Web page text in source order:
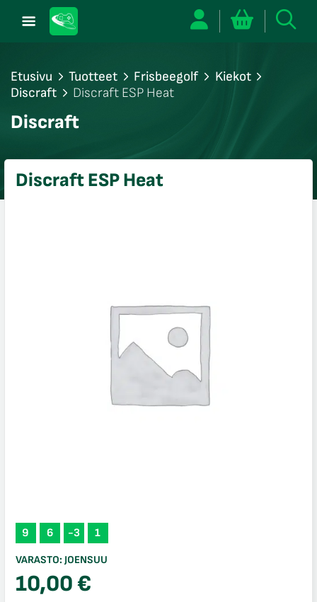
Etusivu Tuotteet Frisbeegolf
Kiekot
Discraft
Discraft ESP Heat
Discraft
Discraft ESP Heat
9 6 -3 1
VARASTO: JOENSUU
10,00€
sulje
sulje